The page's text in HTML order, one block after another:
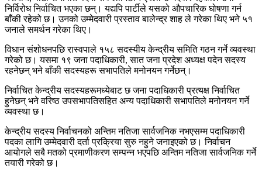
निर्विरोध निर्वाचित भएका छन्। यद्यपि पार्टीले यसको औपचारिक घोषणा गर्न
बाँकी रहेको छ। उनको उम्मेदवारी प्रस्ताव बालेन्द्र शाह ले गरेका थिए भने ५१
जनाले समर्थन गरेका थिए।
विधान संशोधनपछि रास्वपाले १५८ सदस्यीय केन्द्रीय समिति गठन गर्ने व्यवस्था
गरेको छ। यसमा १९ जना पदाधिकारी, सात जना प्रदेश अध्यक्ष पदेन सदस्य
रहनेछन् भने बाँकी सदस्यहरू सभापतिले मनोनयन गर्नेछन्।
निर्वाचित केन्द्रीय सदस्यहरूमध्येबाट छ जना पदाधिकारी प्रत्यक्ष निर्वाचित
हुनेछन् भने वरिष्ठ उपसभापतिसहित अन्य पदाधिकारी सभापतिले मनोनयन गर्ने
व्यवस्था छ।
केन्द्रीय सदस्य निर्वाचनको अन्तिम नतिजा सार्वजनिक नभएसम्म पदाधिकारी
पदका लागि उम्मेदवारी दर्ता प्रक्रिया सुरु नहुने जनाइएको छ। निर्वाचन
आयोगले सबै मतको प्रमाणीकरण सम्पन्न भएपछि अन्तिम नतिजा सार्वजनिक गर्ने
तयारी गरेको छ।